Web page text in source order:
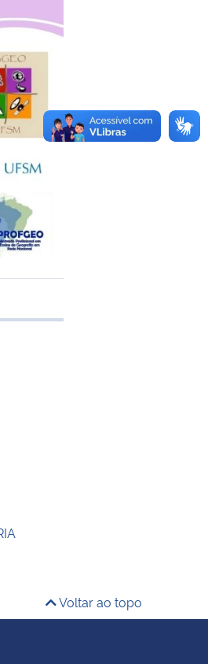
Voltar ao topo